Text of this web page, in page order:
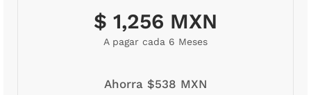
$ 1,256 MXN
A pagar cada 6 Meses
Ahorra $538 MXN